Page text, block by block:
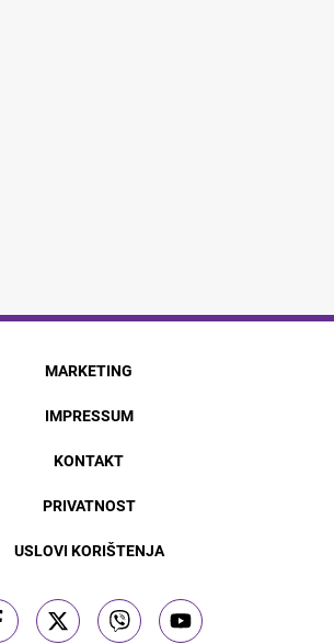
MARKETING
IMPRESSUM
KONTAKT
PRIVATNOST
USLOVI KORIŠTENJA